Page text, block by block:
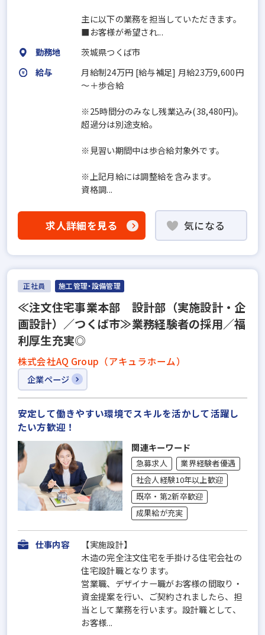
主に以下の業務を担当していただきます。
■お客様が希望され...
勤務地
茨城県つくば市
給与
月給制24万円 [給与補足] 月給23万9,600円
～＋歩合給
※25時間分のみなし残業込み(38,480円)。
超過分は別途支給。
※見習い期間中は歩合給対象外です。
※上記月給には調整給を含みます。
資格調...
求人詳細を見る 気になる
正社員 施工管理・設備管理
≪注文住宅事業本部 設計部（実施設計・企
画設計）／つくば市≫業務経験者の採用／福
利厚生充実◎
株式会社AQ Group（アキュラホーム）
企業ページ
安定して働きやすい環境でスキルを活かして活躍し
たい方歓迎！
関連キーワード
急募求人
業界経験者優遇
社会人経験10年以上歓迎
既卒・第2新卒歓迎
成果給が充実
仕事内容
【実施設計】
木造の完全注文住宅を手掛ける住宅会社の
住宅設計職となります。
営業職、デザイナー職がお客様の間取り・
資金提案を行い、ご契約されましたら、担
当として業務を行います。設計職として、
お客様...